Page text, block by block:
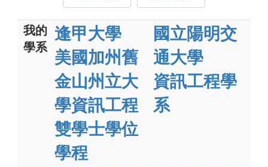
我的
學系
逢甲大學
美國加州舊
金山州立大
學資訊工程
雙學士學位
學程
國立陽明交
通大學
資訊工程學
系